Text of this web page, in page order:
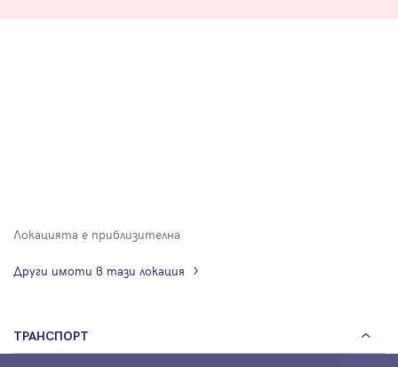
Локацията е приблизителна
Други имоти в тази локация
ТРАНСПОРТ